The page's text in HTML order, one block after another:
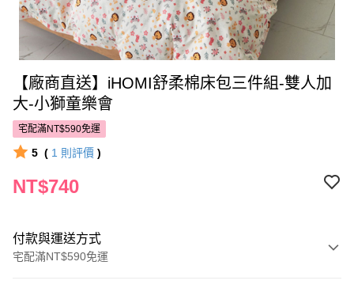
【廠商直送】iHOMI舒柔棉床包三件組-雙人加
大-小獅童樂會
宅配滿NT$590免運
5 ( 1 則評價 )
NT$740
付款與運送方式
宅配滿NT$590免運